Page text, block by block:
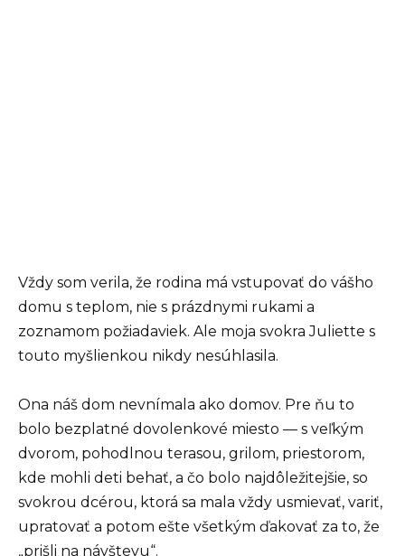
Vždy som verila, že rodina má vstupovať do vášho
domu s teplom, nie s prázdnymi rukami a
zoznamom požiadaviek. Ale moja svokra Juliette s
touto myšlienkou nikdy nesúhlasila.
Ona náš dom nevnímala ako domov. Pre ňu to
bolo bezplatné dovolenkové miesto — s veľkým
dvorom, pohodlnou terasou, grilom, priestorom,
kde mohli deti behať, a čo bolo najdôležitejšie, so
svokrou dcérou, ktorá sa mala vždy usmievať, variť,
upratovať a potom ešte všetkým ďakovať za to, že
„prišli na návštevu“.